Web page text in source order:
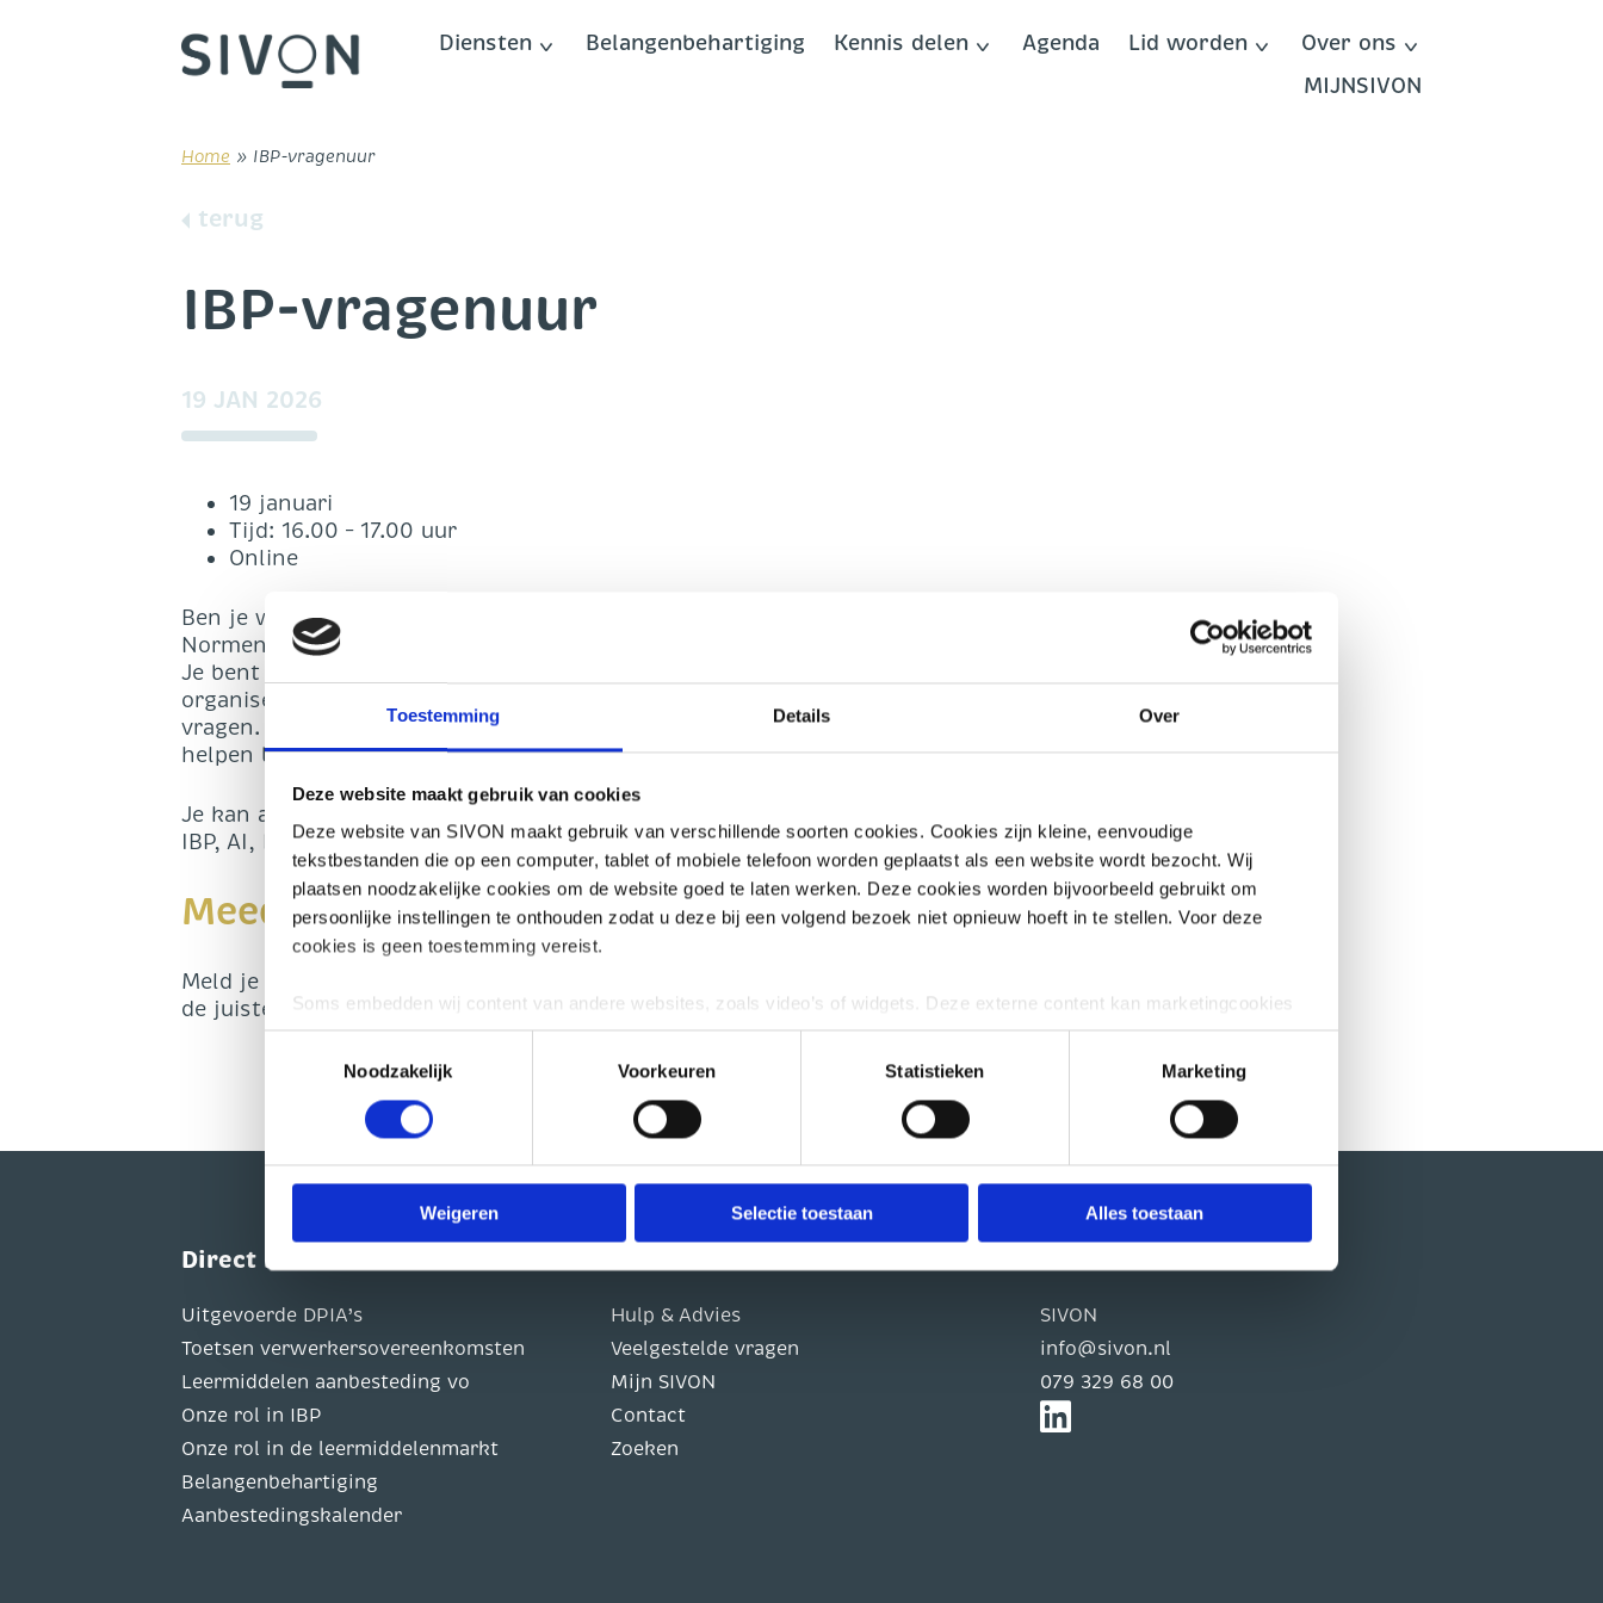
Toestemming Details Over
Deze website maakt gebruik van cookies
Deze website van SIVON maakt gebruik van verschillende soorten cookies. Cookies zijn kleine, eenvoudige
tekstbestanden die op een computer, tablet of mobiele telefoon worden geplaatst als een website wordt bezocht. Wij
plaatsen noodzakelijke cookies om de website goed te laten werken. Deze cookies worden bijvoorbeeld gebruikt om
persoonlijke instellingen te onthouden zodat u deze bij een volgend bezoek niet opnieuw hoeft in te stellen. Voor deze
cookies is geen toestemming vereist.
Soms embedden wij content van andere websites, zoals video’s of widgets. Deze externe content kan marketingcookies
plaatsen, bijvoorbeeld om advertenties aan te passen of gebruikersgedrag bij te houden. Deze cookies worden alleen
geplaatst als u hier toestemming voor geeft of interactie heeft met de embedded content. In dat geval kunnen uw gegevens
persoonsgegevens verwerken.
op onze website.
Noodzakelijk
Voorkeuren Statistieken Marketing
Weigeren Selectie toestaan Alles toestaan
Diensten Belangenbehartiging Kennis delen Agenda Lid worden
Over ons
MIJNSIVON
Home » IBP-vragenuur
terug
IBP-vragenuur
19 JAN 2026
19 januari
Tijd: 16.00 – 17.00 uur
Online
Ben je werkzaam bij een schoolbestuur en heb je vragen over de uitvoering van het
Normenkader IBP of informatiebeveiliging en privacy (IBP) binnen jouw schoolbestuur?
Je bent niet de enige. Wij krijgen regelmatig vragen vanuit schoolbesturen. Daarom
organiseert SIVON maandelijks een vragenuur waarin we ingaan op de meest gestelde
vragen. Daarnaast geven we een korte update over wat SIVON oppakt om scholen te
helpen bij het uitvoeren van hun IBP-beleid.
Je kan al je IBP-vragen stellen over bijvoorbeeld de uitvoering van het Normenkader
IBP, AI, DPIA’s en toetsen verwerkersovereenkomsten.
Meedoen?
Meld je aan en stuur jouw vraag in via onderstaand aanmeldformulier. Zo zorgen wij dat
de juiste experts aanwezig zijn bij het vragenuur.
Direct naar
Uitgevoerde DPIA’s
Toetsen verwerkersovereenkomsten
Leermiddelen aanbesteding vo
Onze rol in IBP
Onze rol in de leermiddelenmarkt
Belangenbehartiging
Aanbestedingskalender
Hulp & Advies
Veelgestelde vragen
Mijn SIVON
Contact
Zoeken
SIVON
info@sivon.nl
079 329 68 00